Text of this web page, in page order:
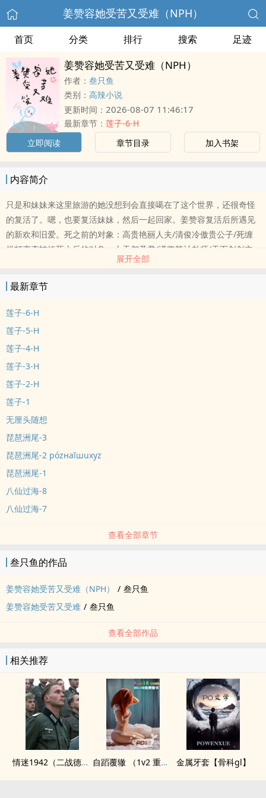
姜赞容她受苦又受难（NPH）
首页 分类 排行 搜索 足迹
姜赞容她受苦又受难（NPH）
作者： 叁只鱼
类别： 高辣小说
更新时间： 2026-08-07 11:46:17
最新章节： 莲子-6-H
立即阅读
章节目录 加入书架
内容简介
只是和妹妹来这里旅游的她没想到会直接噶在了这个世界，还很奇怪
的复活了。嗯，也要复活妹妹，然后一起回家。姜赞容复活后所遇见
的新欢和旧爱。死之前的对象：高贵艳丽人夫/清俊冷傲贵公子/死缠
烂打变态蛇妖死之后的对象：上天都圣君/满腹算计卦师/天下剑剑主
展开全部
最新章节
莲子-6-H
莲子-5-H
莲子-4-H
莲子-3-H
莲子-2-H
莲子-1
无厘头随想
琵琶洲尾-3
琵琶洲尾-2 pózнaīшuxуz
琵琶洲尾-1
八仙过海-8
八仙过海-7
查看全部章节
叁只鱼的作品
姜赞容她受苦又受难（NPH） / 叁只鱼
姜赞容她受苦又受难 / 叁只鱼
查看全部作品
相关推荐
情迷1942（二战德国） 自蹈覆辙 （1v2 重生） 金属牙套【骨科gl】